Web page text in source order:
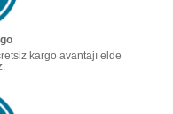
kargo avantajı elde